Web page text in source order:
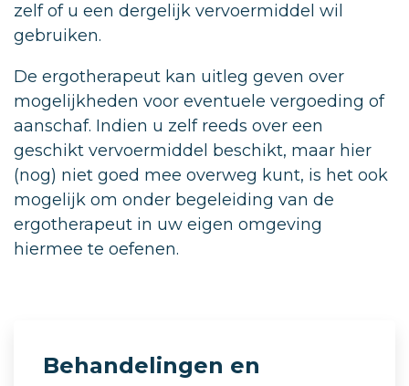
zelf of u een dergelijk vervoermiddel wil
gebruiken.
De ergotherapeut kan uitleg geven over
mogelijkheden voor eventuele vergoeding of
aanschaf. Indien u zelf reeds over een
geschikt vervoermiddel beschikt, maar hier
(nog) niet goed mee overweg kunt, is het ook
mogelijk om onder begeleiding van de
ergotherapeut in uw eigen omgeving
hiermee te oefenen.
Behandelingen en